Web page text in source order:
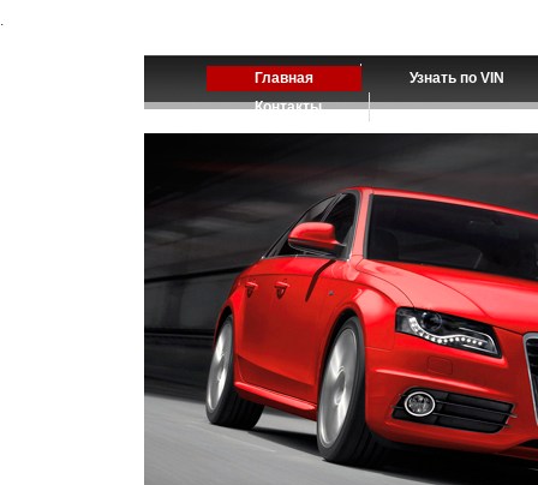
.
Главная
Узнать по VIN
Контакты